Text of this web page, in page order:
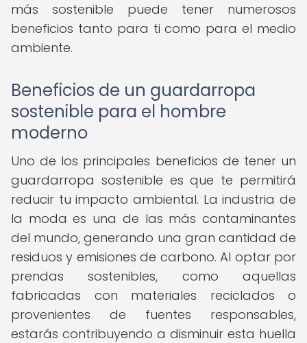
más sostenible puede tener numerosos
beneficios tanto para ti como para el medio
ambiente.
Beneficios de un guardarropa
sostenible para el hombre
moderno
Uno de los principales beneficios de tener un
guardarropa sostenible es que te permitirá
reducir tu impacto ambiental. La industria de
la moda es una de las más contaminantes
del mundo, generando una gran cantidad de
residuos y emisiones de carbono. Al optar por
prendas sostenibles, como aquellas
fabricadas con materiales reciclados o
provenientes de fuentes responsables,
estarás contribuyendo a disminuir esta huella